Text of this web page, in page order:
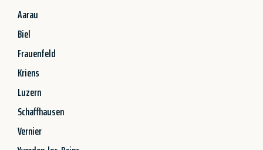
Aarau
Biel
Frauenfeld
Kriens
Luzern
Schaffhausen
Vernier